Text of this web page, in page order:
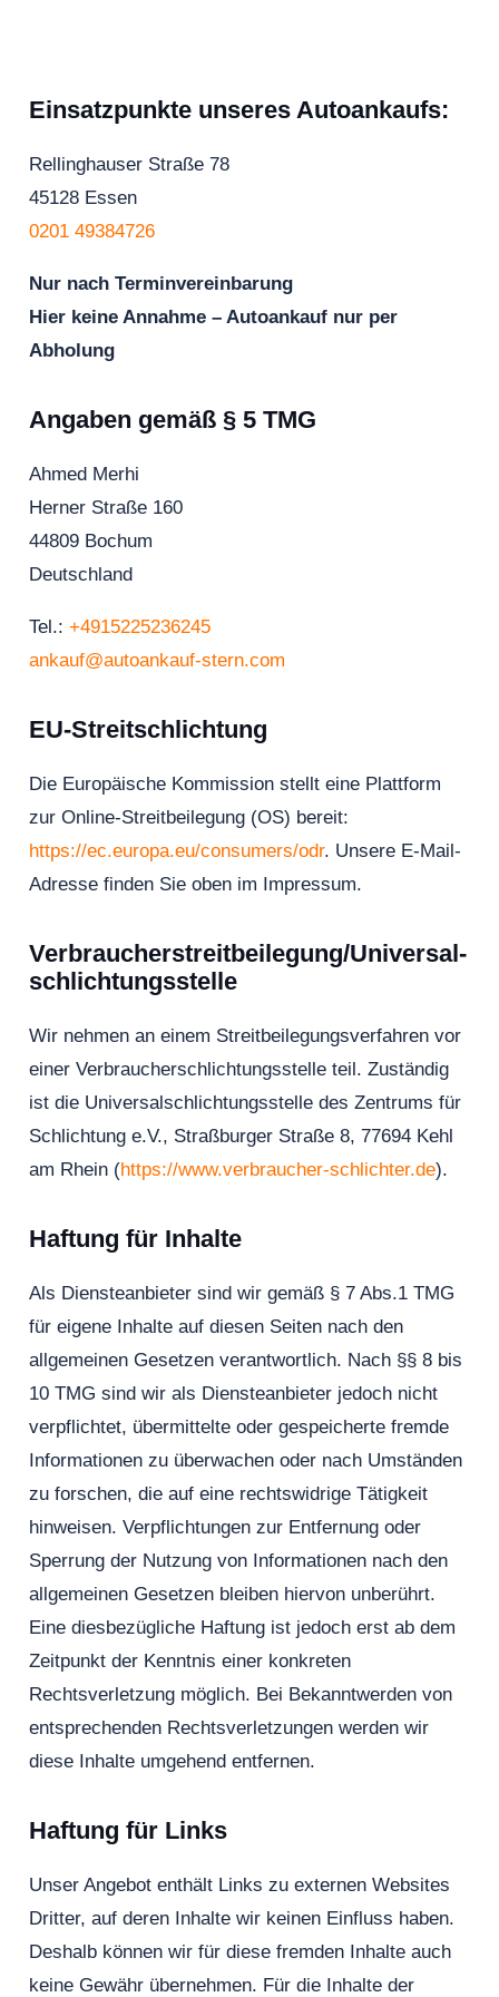
Einsatzpunkte unseres Autoankaufs:
Rellinghauser Straße 78
45128 Essen
0201 49384726
Nur nach Terminvereinbarung
Hier keine Annahme – Autoankauf nur per
Abholung
Angaben gemäß § 5 TMG
Ahmed Merhi
Herner Straße 160
44809 Bochum
Deutschland
Tel.: +4915225236245
ankauf@autoankauf-stern.com
EU-Streitschlichtung
Die Europäische Kommission stellt eine Plattform
zur Online-Streitbeilegung (OS) bereit:
https://ec.europa.eu/consumers/odr. Unsere E-Mail-
Adresse finden Sie oben im Impressum.
Verbraucher­streit­beilegung/Universal­
schlichtungs­stelle
Wir nehmen an einem Streitbeilegungsverfahren vor
einer Verbraucherschlichtungsstelle teil. Zuständig
ist die Universalschlichtungsstelle des Zentrums für
Schlichtung e.V., Straßburger Straße 8, 77694 Kehl
am Rhein (https://www.verbraucher-schlichter.de).
Haftung für Inhalte
Als Diensteanbieter sind wir gemäß § 7 Abs.1 TMG
für eigene Inhalte auf diesen Seiten nach den
allgemeinen Gesetzen verantwortlich. Nach §§ 8 bis
10 TMG sind wir als Diensteanbieter jedoch nicht
verpflichtet, übermittelte oder gespeicherte fremde
Informationen zu überwachen oder nach Umständen
zu forschen, die auf eine rechtswidrige Tätigkeit
hinweisen. Verpflichtungen zur Entfernung oder
Sperrung der Nutzung von Informationen nach den
allgemeinen Gesetzen bleiben hiervon unberührt.
Eine diesbezügliche Haftung ist jedoch erst ab dem
Zeitpunkt der Kenntnis einer konkreten
Rechtsverletzung möglich. Bei Bekanntwerden von
entsprechenden Rechtsverletzungen werden wir
diese Inhalte umgehend entfernen.
Haftung für Links
Unser Angebot enthält Links zu externen Websites
Dritter, auf deren Inhalte wir keinen Einfluss haben.
Deshalb können wir für diese fremden Inhalte auch
keine Gewähr übernehmen. Für die Inhalte der